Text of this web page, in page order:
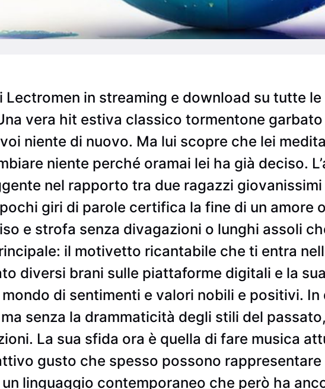
Lectromen in streaming e download su tutte
vera hit estiva classico tormentone
niente di nuovo. Ma lui scopre che lei
niente perché oramai lei ha già deciso.
nel rapporto tra due ragazzi
giri di parole certifica la fine di un amore
e strofa senza divagazioni o lunghi assoli
il motivetto ricantabile che ti entra
diversi brani sulle piattaforme digitali e la
di sentimenti e valori nobili e positivi.
senza la drammaticità degli stili del
La sua sfida ora è quella di fare musica
gusto che spesso possono
linguaggio contemporaneo che però ha